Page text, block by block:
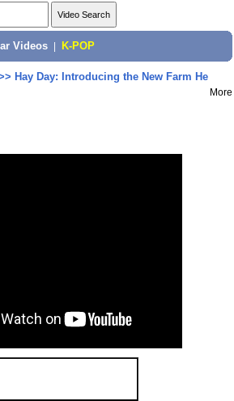
Videos K-POP
Hay Day: Introducing the New Farm He
More
Share: